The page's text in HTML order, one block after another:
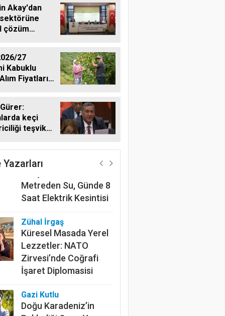
Akay'dan
çözüm
27
Kabuklu
Fiyatlarını
keçi
teşvik
Yazarları
Harun Göksel
220 Kilometrelik
Kanalın Sonundaki Acı
Metreden Su, Günde 8
Saat Elektrik Kesintisi
Zühal İrgaş
Küresel Masada Yerel
Lezzetler: NATO
Zirvesi’nde Coğrafi
İşaret Diplomasisi
Gazi Kutlu
Doğu Karadeniz’in